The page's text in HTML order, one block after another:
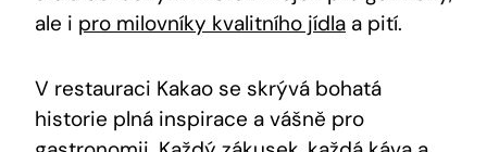
ale i pro milovníky kvalitního jídla a pití.
V ​restauraci Kakao se skrývá bohatá
historie plná inspirace a vášně pro